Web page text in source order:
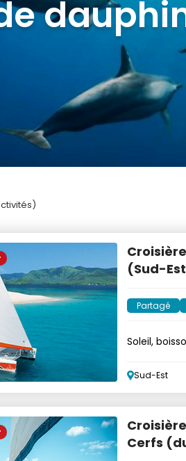
à
(Sud-
Partagé
Soleil,
Sud-Est
Cerfs